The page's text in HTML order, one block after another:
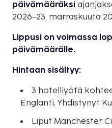
päivämääräksi
2026–23. marraskuuta
Lippusi on voimassa
päivämäärälle.
Hintaan sisältyy:
3 hotelliyötä
Englanti, Yhdistynyt
Liput Manchester